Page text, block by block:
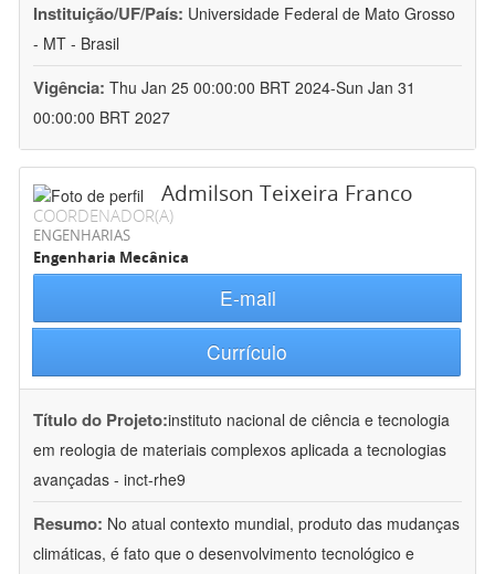
Instituição/UF/País: Universidade Federal de Mato Grosso
- MT - Brasil
Vigência: Thu Jan 25 00:00:00 BRT 2024-Sun Jan 31
00:00:00 BRT 2027
Admilson Teixeira Franco
COORDENADOR(A)
ENGENHARIAS
Engenharia Mecânica
E-mail
Currículo
Título do Projeto:instituto nacional de ciência e tecnologia
em reologia de materiais complexos aplicada a tecnologias
avançadas - inct-rhe9
Resumo: No atual contexto mundial, produto das mudanças
climáticas, é fato que o desenvolvimento tecnológico e